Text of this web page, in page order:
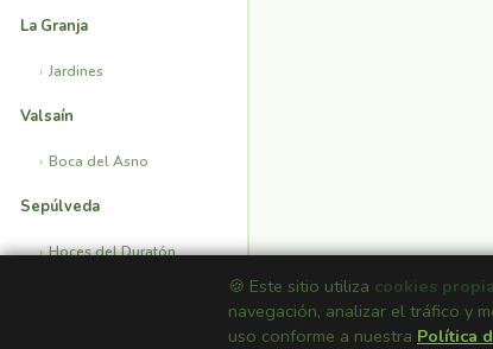
La Granja
Jardines
Valsaín
Boca del Asno
Sepúlveda
Hoces del Duratón
🍪 Este sitio utiliza cookies
navegación, analizar el tráfico y
uso conforme a nuestra Política